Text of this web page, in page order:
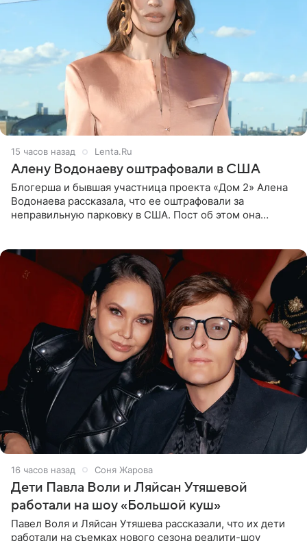
15 часов назад Lenta.Ru
Алену Водонаеву оштрафовали в США
Блогерша и бывшая участница проекта «Дом 2» Алена
Водонаева рассказала, что ее оштрафовали за
неправильную парковку в США. Пост об этом она
16 часов назад Соня Жарова
Дети Павла Воли и Ляйсан Утяшевой
работали на шоу «Большой куш»
Павел Воля и Ляйсан Утяшева рассказали, что их дети
работали на съемках нового сезона реалити-шоу